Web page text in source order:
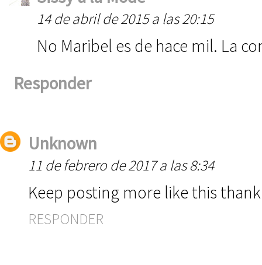
14 de abril de 2015 a las 20:15
No Maribel es de hace mil. La
Responder
Unknown
11 de febrero de 2017 a las 8:34
Keep posting more like this
RESPONDER